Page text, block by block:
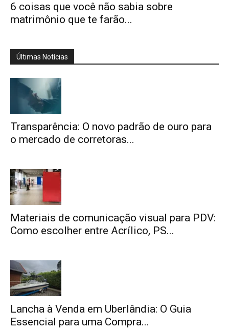
6 coisas que você não sabia sobre
matrimônio que te farão...
Últimas Notícias
Transparência: O novo padrão de ouro para
o mercado de corretoras...
Materiais de comunicação visual para PDV:
Como escolher entre Acrílico, PS...
Lancha à Venda em Uberlândia: O Guia
Essencial para uma Compra...